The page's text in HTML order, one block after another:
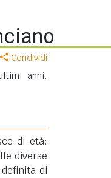
Condividi
anni.
di età:
diverse
di